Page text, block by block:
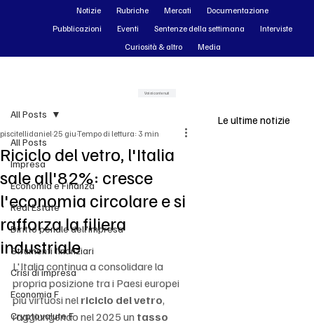
All Posts
Impresa
Economia e Finanza
Real Estate
Diritto penale dell'impresa
Strumenti finanziari
Crisi di impresa
Economia F
Cryptovalute F
All Posts
Riciclo del vetro, l'Italia
sale all'82%: cresce
l'economia circolare e si
rafforza la filiera
industriale
piscitellidaniel 25 giuTempo di lettura: 3 min
L'Italia continua a consolidare la
propria posizione tra i Paesi europei
più virtuosi nel riciclo del vetro,
raggiungendo nel 2025 un tasso
Le ultime notizie
Notizie Rubriche Mercati
Documentazione
Pubblicazioni
Eventi Sentenze della settimana
Interviste
Curiosità & altro
Media
Vai ai contenuti